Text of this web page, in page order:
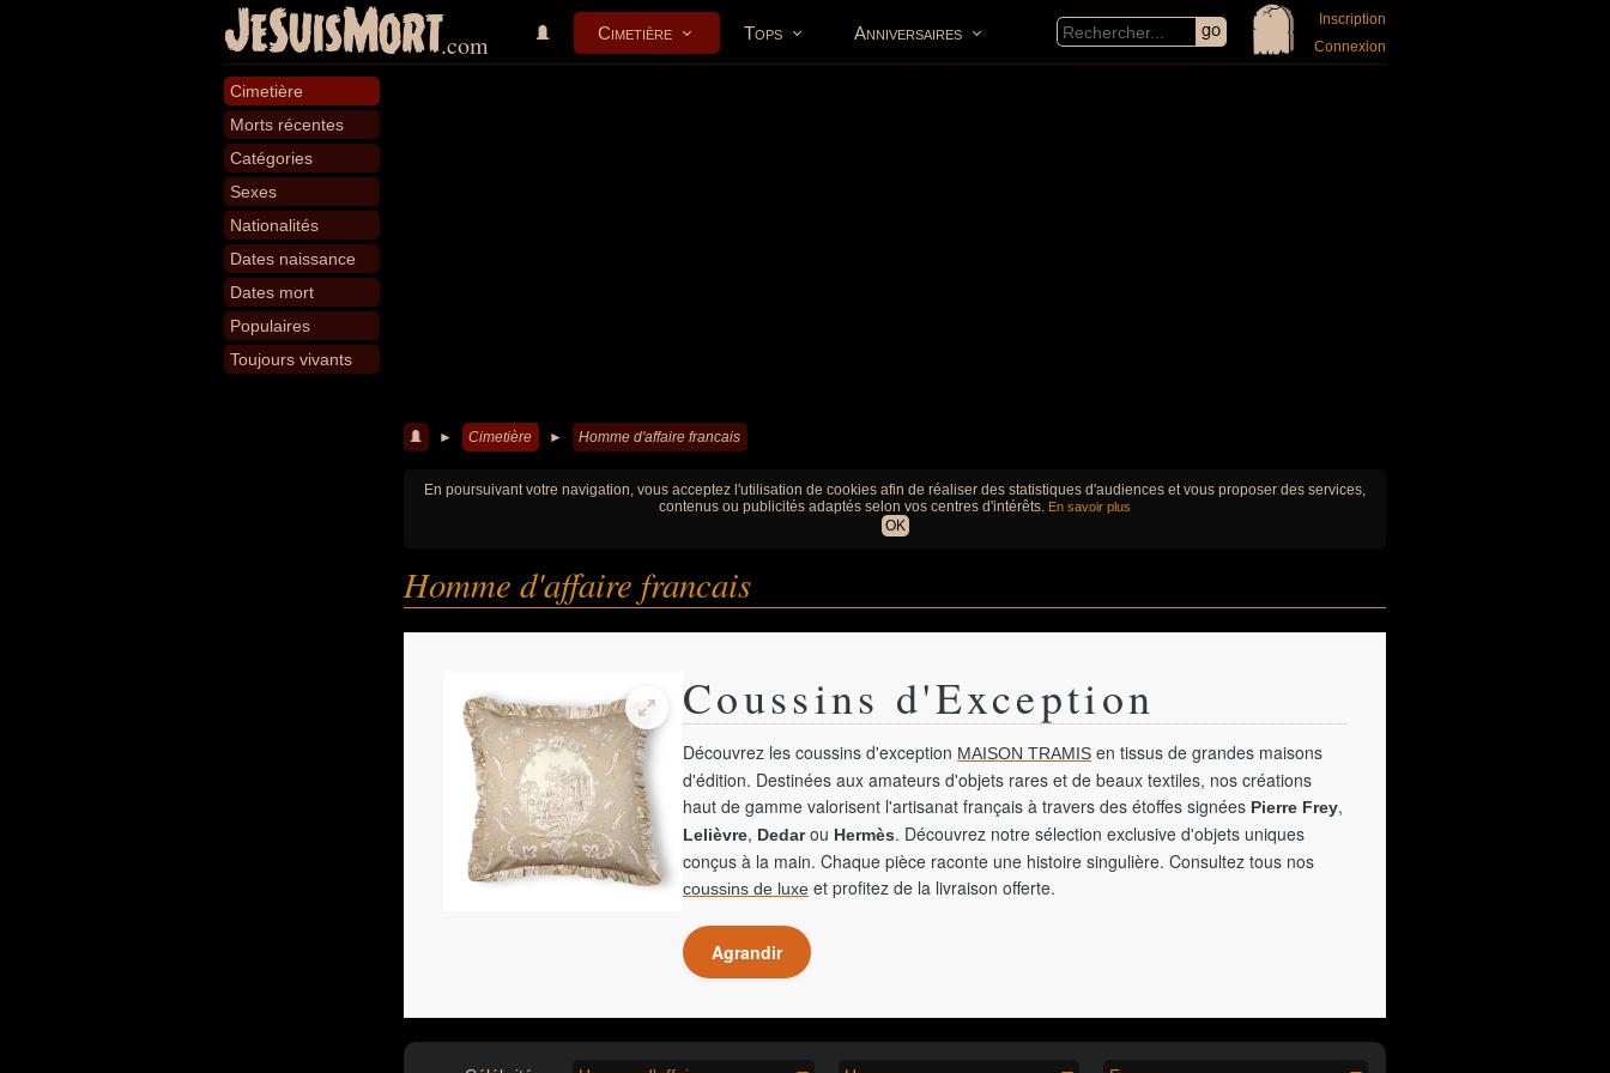
JeSuisMort.com Cimetière Tops Anniversaires
Inscription
Connexion
Cimetière
Morts récentes
Catégories
Sexes
Nationalités
Dates naissance
Dates mort
Populaires
Toujours vivants
► Cimetière ► Homme d'affaire francais
En poursuivant votre navigation, vous acceptez l'utilisation de cookies afin de réaliser des statistiques d'audiences et vous proposer des services,
contenus ou publicités adaptés selon vos centres d'intérêts. En savoir plus
OK
Homme d'affaire francais
Coussins d'Exception
Découvrez les coussins d'exception MAISON TRAMIS en tissus de grandes maisons
d'édition. Destinées aux amateurs d'objets rares et de beaux textiles, nos créations
haut de gamme valorisent l'artisanat français à travers des étoffes signées Pierre Frey,
Lelièvre, Dedarou Hermès. Découvrez notre sélection exclusive d'objets uniques
conçus à la main. Chaque pièce raconte une histoire singulière. Consultez tous nos
coussins de luxe et profitez de la livraison offerte.
Agrandir